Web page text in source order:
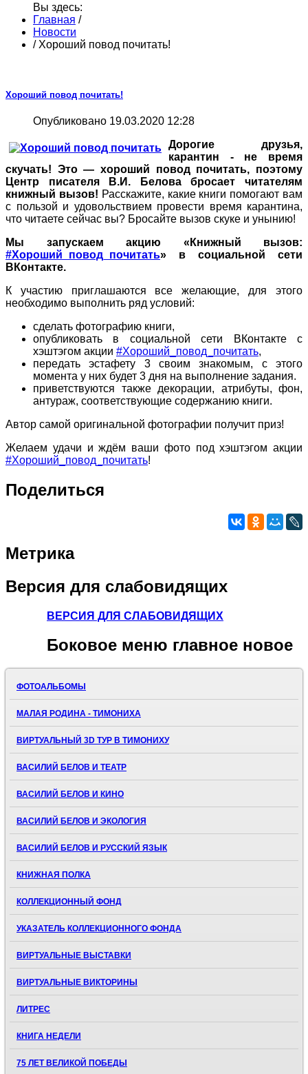
Вы здесь:
Главная /
Новости
/ Хороший повод почитать!
Хороший повод почитать!
Опубликовано 19.03.2020 12:28
Дорогие друзья,
карантин - не время
скучать! Это — хороший повод почитать, поэтому
Центр писателя В.И. Белова бросает читателям
книжный вызов! Расскажите, какие книги помогают вам
с пользой и удовольствием провести время карантина,
что читаете сейчас вы? Бросайте вызов скуке и унынию!
Мы запускаем акцию «Книжный вызов:
#Хороший_повод_почитать» в социальной сети
ВКонтакте.
К участию приглашаются все желающие, для этого
необходимо выполнить ряд условий:
сделать фотографию книги,
опубликовать в социальной сети ВКонтакте с
хэштэгом акции #Хороший_повод_почитать,
передать эстафету 3 своим знакомым, с этого
момента у них будет 3 дня на выполнение задания.
приветствуются также декорации, атрибуты, фон,
антураж, соответствующие содержанию книги.
Автор самой оригинальной фотографии получит приз!
Желаем удачи и ждём ваши фото под хэштэгом акции
#Хороший_повод_почитать!
Поделиться
Метрика
Версия для слабовидящих
ВЕРСИЯ ДЛЯ СЛАБОВИДЯЩИХ
Боковое меню главное новое
ФОТОАЛЬБОМЫ
МАЛАЯ РОДИНА - ТИМОНИХА
ВИРТУАЛЬНЫЙ 3D ТУР В ТИМОНИХУ
ВАСИЛИЙ БЕЛОВ И ТЕАТР
ВАСИЛИЙ БЕЛОВ И КИНО
ВАСИЛИЙ БЕЛОВ И ЭКОЛОГИЯ
ВАСИЛИЙ БЕЛОВ И РУССКИЙ ЯЗЫК
КНИЖНАЯ ПОЛКА
КОЛЛЕКЦИОННЫЙ ФОНД
УКАЗАТЕЛЬ КОЛЛЕКЦИОННОГО ФОНДА
ВИРТУАЛЬНЫЕ ВЫСТАВКИ
ВИРТУАЛЬНЫЕ ВИКТОРИНЫ
ЛИТРЕС
КНИГА НЕДЕЛИ
75 ЛЕТ ВЕЛИКОЙ ПОБЕДЫ